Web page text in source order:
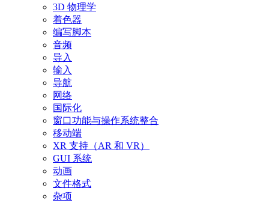
3D 物理学
着色器
编写脚本
音频
导入
输入
导航
网络
国际化
窗口功能与操作系统整合
移动端
XR 支持（AR 和 VR）
GUI 系统
动画
文件格式
杂项